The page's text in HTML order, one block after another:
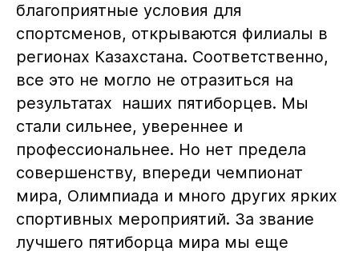
благоприятные условия для
спортсменов, открываются филиалы в
регионах Казахстана. Соответственно,
все это не могло не отразиться на
результатах наших пятиборцев. Мы
стали сильнее, увереннее и
профессиональнее. Но нет предела
совершенству, впереди чемпионат
мира, Олимпиада и много других ярких
спортивных мероприятий. За звание
лучшего пятиборца мира мы еще